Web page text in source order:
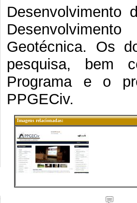
Desenvolvimento
Geotécnica. Os
pesquisa, bem
Programa e o
PPGECiv.
Imagens relacionadas: